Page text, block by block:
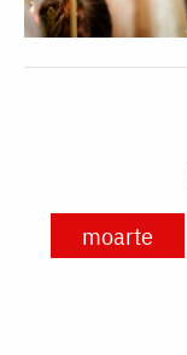
moarte